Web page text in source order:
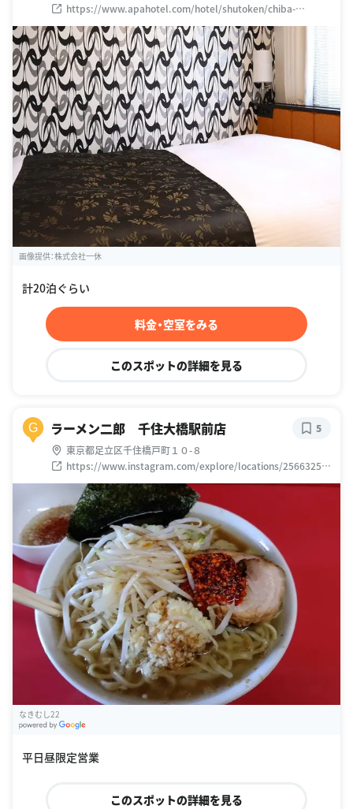
https://www.apahotel.com/hotel/shutoken/chiba-
ekimae/
画像提供：株式会社一休
計20泊ぐらい
料金・空室をみる
このスポットの詳細を見る
G ラーメン二郎 千住大橋駅前店
東京都足立区千住橋戸町１０-８
https://www.instagram.com/explore/locations/25663253
8
5
なきむし22
平日昼限定営業
このスポットの詳細を見る